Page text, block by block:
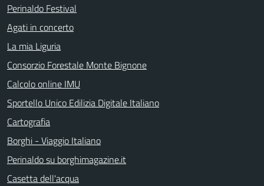
Perinaldo Festival
Agati in concerto
La mia Liguria
Consorzio Forestale Monte Bignone
Calcolo online IMU
Sportello Unico Edilizia Digitale Italiano
Cartografia
Borghi - Viaggio Italiano
Perinaldo su borghimagazine.it
Casetta dell'acqua